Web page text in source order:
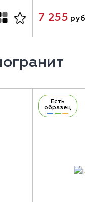
7 255
Есть
образец